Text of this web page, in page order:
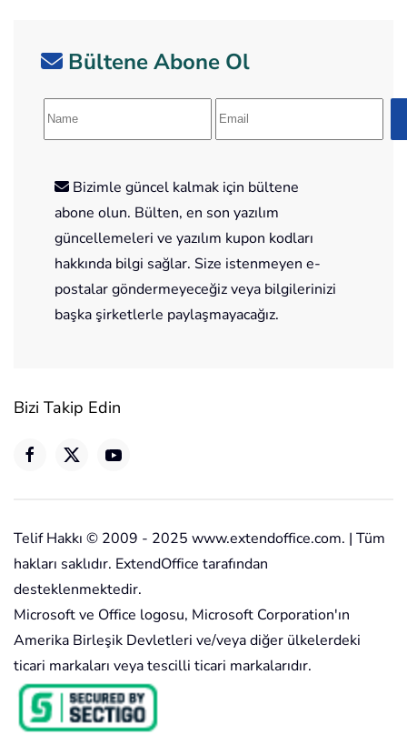
Bültene Abone Ol
Bizimle güncel kalmak için bültene
abone olun. Bülten, en son yazılım
güncellemeleri ve yazılım kupon kodları
hakkında bilgi sağlar. Size istenmeyen e-
postalar göndermeyeceğiz veya bilgilerinizi
başka şirketlerle paylaşmayacağız.
Bizi Takip Edin
Telif Hakkı © 2009 - 2025 www.extendoffice.com. | Tüm
hakları saklıdır. ExtendOffice tarafından
desteklenmektedir.
Microsoft ve Office logosu, Microsoft Corporation'ın
Amerika Birleşik Devletleri ve/veya diğer ülkelerdeki
ticari markaları veya tescilli ticari markalarıdır.